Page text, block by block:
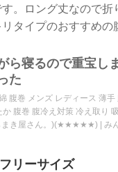
。ロング丈なので折
タイプのおすすめの
ら寝るので重宝し
た
腹巻 メンズ レディース 薄
腹巻 腹冷え対策 冷え取り
き屋さん。)(★★★★★) | みん
リーサイズ